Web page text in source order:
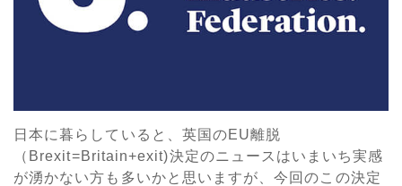
日本に暮らしていると、英国のEU離脱
（Brexit=Britain+exit)決定のニュースはいまいち実感
が湧かない方も多いかと思いますが、今回のこの決定